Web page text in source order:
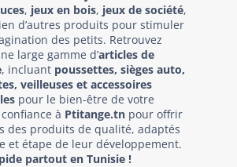
, jeux en bois, jeux de société,
d’autres produits pour stimuler
des petits. Retrouvez
large gamme d’articles de
, incluant poussettes, sièges auto,
veilleuses et accessoires
pour le bien-être de votre
à Ptitange.tn pour offrir
des produits de qualité, adaptés
et étape de leur développement.
partout en Tunisie !